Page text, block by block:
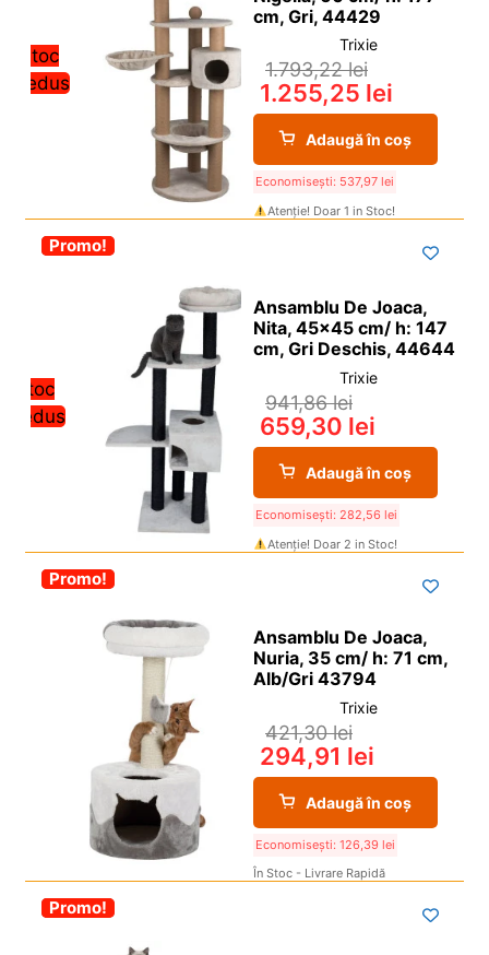
Stoc
redus
cm, Gri, 44429
Trixie
1.793,22lei
1.255,25 lei
Adaugă în coș
Economisești: 537,97 lei
Atenție! Doar 1 in Stoc!
Stoc
redus
-30%
Promo!
Ansamblu De Joaca,
Nita, 45×45 cm/ h: 147
cm, Gri Deschis, 44644
Trixie
941,86lei
659,30 lei
Adaugă în coș
Economisești: 282,56 lei
Atenție! Doar 2 in Stoc!
-30%
Promo!
Ansamblu De Joaca,
Nuria, 35 cm/ h: 71 cm,
Alb/Gri 43794
Trixie
421,30lei
294,91 lei
Adaugă în coș
Economisești: 126,39 lei
În Stoc - Livrare Rapidă
-30%
Promo!